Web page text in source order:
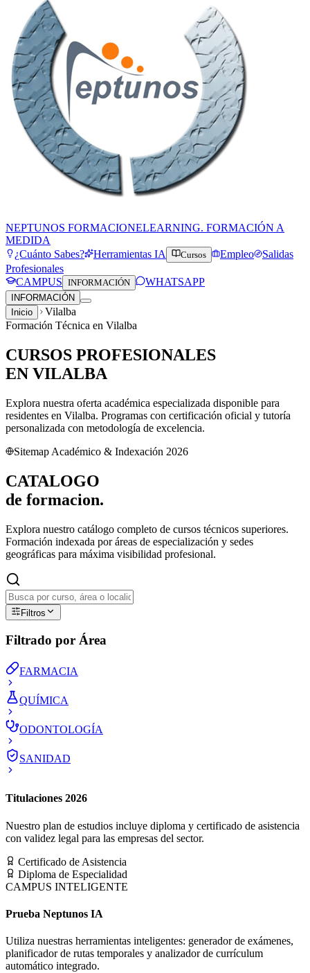
NEPTUNOS FORMACIONELEARNING. FORMACIÓN A
MEDIDA
¿Cuánto Sabes?
Herramientas IA Cursos Empleo
Salidas
Profesionales
CAMPUS INFORMACIÓN WHATSAPP
INFORMACIÓN
Inicio
Vilalba
Formación Técnica en Vilalba
CURSOS PROFESIONALES
EN VILALBA
Explora nuestra oferta académica especializada disponible para
residentes en Vilalba. Programas con certificación oficial y tutoría
personalizada con metodología de excelencia.
Sitemap Académico & Indexación 2026
CATALOGO
de formacion.
Explora nuestro catálogo completo de cursos técnicos superiores.
Formación indexada por áreas de especialización y sedes
geográficas para máxima visibilidad profesional.
Filtros
Filtrado por Área
FARMACIA
QUÍMICA
ODONTOLOGÍA
SANIDAD
Titulaciones 2026
Nuestro plan de estudios incluye diploma y certificado de asistencia
con validez legal para las empresas del sector.
Certificado de Asistencia
Diploma de Especialidad
CAMPUS INTELIGENTE
Prueba Neptunos IA
Utiliza nuestras herramientas inteligentes: generador de exámenes,
planificador de rutas temporales y analizador de currículum
automático integrado.